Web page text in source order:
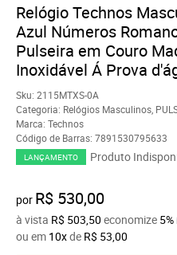
Relógio Technos
Azul Números
Pulseira em Couro
Inoxidável Á Prova
Sku: 2115MTXS-0A
Categoria: Relógios Masculinos
Marca: Technos
Código de Barras: 7891530795633
LANÇAMENTO Produto
por R$ 530,00
à vista R$ 503,50 economize 5%
ou em 10xde R$ 53,00